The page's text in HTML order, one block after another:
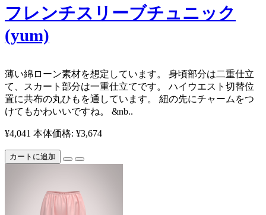
フレンチスリーブチュニック
(yum)
薄い綿ローン素材を想定しています。 身頃部分は二重仕立
て、スカート部分は一重仕立てです。 ハイウエスト切替位
置に共布の丸ひもを通しています。 紐の先にチャームをつ
けてもかわいいですね。 &nb..
¥4,041 本体価格: ¥3,674
カートに追加